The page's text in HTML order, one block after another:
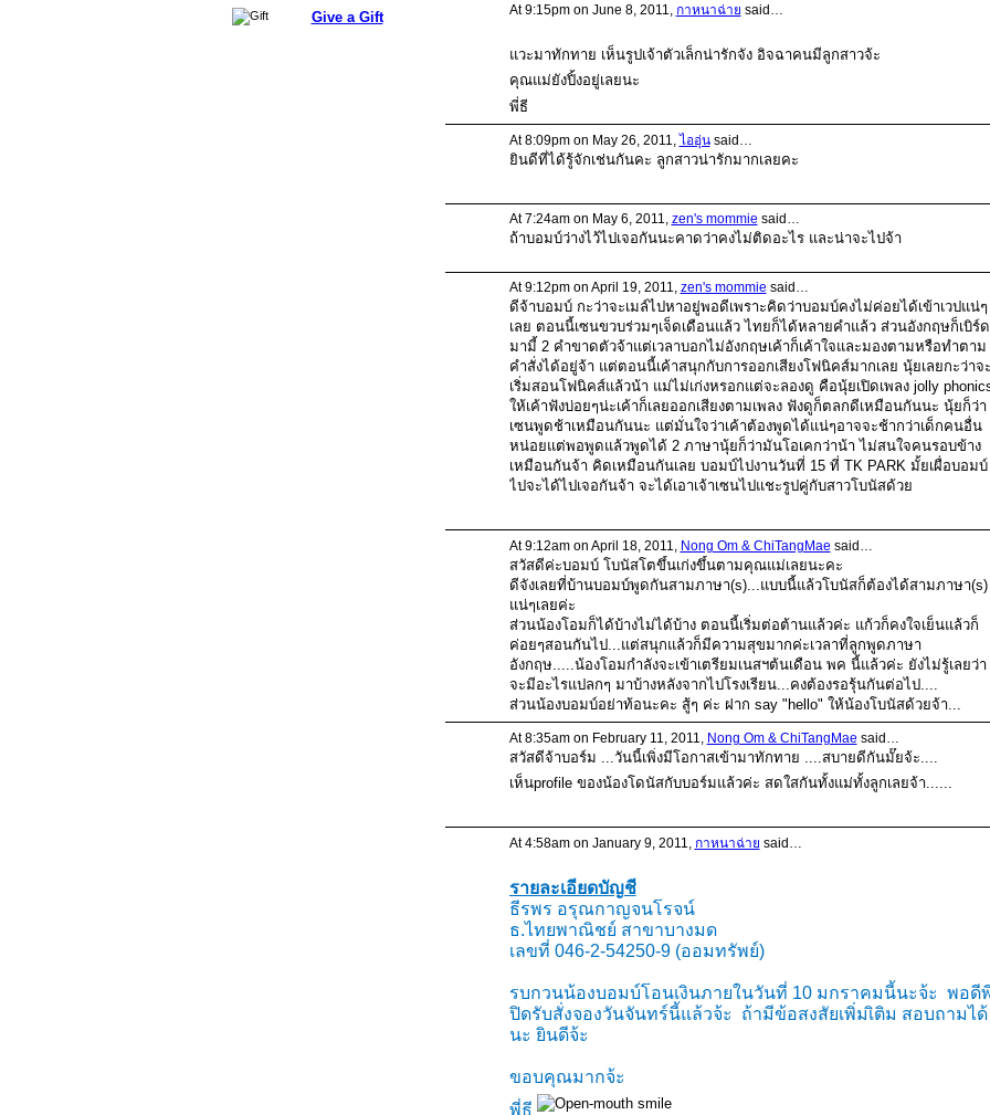
Give a Gift At 9:15pm on June 8, 2011, กาหนาฉ่าย said…
แวะมาทักทาย เห็นรูปเจ้าตัวเล็กน่ารักจัง อิจฉาคนมีลูกสาวจ้ะ
คุณแม่ยังปิ้งอยู่เลยนะ
พี่ธี
At 8:09pm on May 26, 2011,ไออุ่นsaid…
ยินดีที่ได้รู้จักเช่นกันคะ ลูกสาวน่ารักมากเลยคะ
At 7:24am on May 6, 2011, zen's mommie said…
ถ้าบอมบ์ว่างไว้ไปเจอกันนะคาดว่าคงไม่ติดอะไร และน่าจะไปจ้า
At 9:12pm on April 19, 2011, zen's mommie said…
ดีจ้าบอมบ์ กะว่าจะเมล์ไปหาอยู่พอดีเพราะคิดว่าบอมบ์คงไม่ค่อยได้เข้าเวปแน่ๆ
เลย ตอนนี้เซนขวบร่วมๆเจ็ดเดือนแล้ว ไทยก็ได้หลายคำแล้ว ส่วนอังกฤษก็เบิร์ด
มามี้ 2 คำขาดตัวจ้าแต่เวลาบอกไม่อังกฤษเค้าก็เค้าใจและมองตามหรือทำตาม
คำสั่งได้อยู่จ้า แต่ตอนนี้เค้าสนุกกับการออกเสียงโฟนิคส์มากเลย นุ้ยเลยกะว่าจะ
เริ่มสอนโฟนิคส์แล้วน้า แม่ไม่เก่งหรอกแต่จะลองดู คือนุ้ยเปิดเพลง jolly
ให้เค้าฟังบ่อยๆน่ะเค้าก็เลยออกเสียงตามเพลง ฟังดูก็ตลกดีเหมือนกันนะ นุ้ยก็ว่า
เซนพูดช้าเหมือนกันนะ แต่มั่นใจว่าเค้าต้องพูดได้แน่ๆอาจจะช้ากว่าเด็กคนอื่น
หน่อยแต่พอพูดแล้วพูดได้ 2 ภาษานุ้ยก็ว่ามันโอเคกว่าน้า ไม่สนใจคนรอบข้าง
เหมือนกันจ้า คิดเหมือนกันเลย บอมบ์ไปงานวันที่ 15 ที่ TK PARK มั้ยเผื่อบอมบ์
ไปจะได้ไปเจอกันจ้า จะได้เอาเจ้าเซนไปแชะรูปคู่กับสาวโบนัสด้วย
At 9:12am on April 18, 2011, Nong Om & ChiTangMae said…
สวัสดีค่ะบอมบ์ โบนัสโตขึ้นเก่งขึ้นตามคุณแม่เลยนะคะ
ดีจังเลยที่บ้านบอมบ์พูดกันสามภาษา(s)...แบบนี้แล้วโบนัสก็ต้องได้สามภาษา(s)
แน่ๆเลยค่ะ
ส่วนน้องโอมก็ได้บ้างไม่ได้บ้าง ตอนนี้เริ่มต่อต้านแล้วค่ะ แก้วก็คงใจเย็นแล้วก็
ค่อยๆสอนกันไป...แต่สนุกแล้วก็มีความสุขมากค่ะเวลาที่ลูกพูดภาษา
อังกฤษ.....น้องโอมกำลังจะเข้าเตรียมเนสฯต้นเดือน พค นี้แล้วค่ะ ยังไม่รู้เลยว่า
จะมีอะไรแปลกๆ มาบ้างหลังจากไปโรงเรียน...คงต้องรอรุ้นกันต่อไป....
ส่วนน้องบอมบ์อย่าท้อนะคะ สู้ๆ ค่ะ ฝาก say "hello" ให้น้องโบนัสด้วยจ้า...
At 8:35am on February 11, 2011, Nong Om & ChiTangMae said…
สวัสดีจ้าบอร์ม ...วันนี้เพิ่งมีโอกาสเข้ามาทักทาย ....สบายดีกันมั๊ยจ้ะ....
เห็นprofile ของน้องโดนัสกับบอร์มแล้วค่ะ สดใสกันทั้งแม่ทั้งลูกเลยจ้า......
At 4:58am on January 9, 2011, กาหนาฉ่าย said…
รายละเอียดบัญชี
ธีรพร อรุณกาญจนโรจน์
ธ.ไทยพาณิชย์ สาขาบางมด
เลขที่ 046-2-54250-9 (ออมทรัพย์)
รบกวนน้องบอมบ์โอนเงินภายในวันที่ 10 มกราคมนี้นะจ้ะ พอดี
ปิดรับสั่งจองวันจันทร์นี้แล้วจ้ะ ถ้ามีข้อสงสัยเพิ่มเิติม สอบถามได้
นะ ยินดีจ้ะ
ขอบคุณมากจ้ะ
พี่ธี